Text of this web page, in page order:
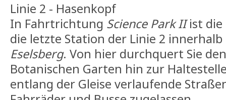
Linie 2 - Hasenkopf
In Fahrtrichtung Science Park IIist die
die letzte Station der Linie 2
Eselsberg. Von hier durchquert Sie
Botanischen Garten hin zur
entlang der Gleise verlaufende